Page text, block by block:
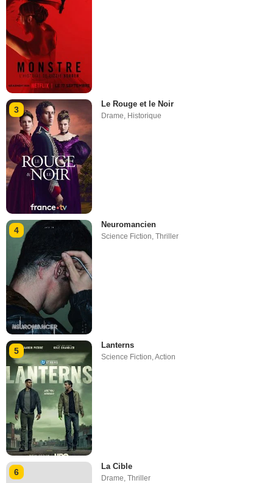
3
Le Rouge et le Noir
Drame Historique
4
Neuromancien
Science Fiction,Thriller
5
Lanterns
Science Fiction,Action
6
La Cible
Drame ,Thriller